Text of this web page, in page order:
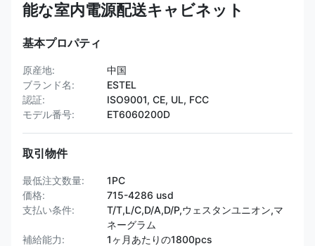
能な室内電源配送キャビネット
基本プロパティ
原産地:
中国
ブランド名:
ESTEL
認証:
ISO9001, CE, UL, FCC
モデル番号:
ET6060200D
取引物件
最低注文数量:
1PC
価格:
715-4286 usd
支払い条件:
T/T,L/C,D/A,D/P,ウェスタンユニオン,マ
ネーグラム
補給能力:
1ヶ月あたりの1800pcs